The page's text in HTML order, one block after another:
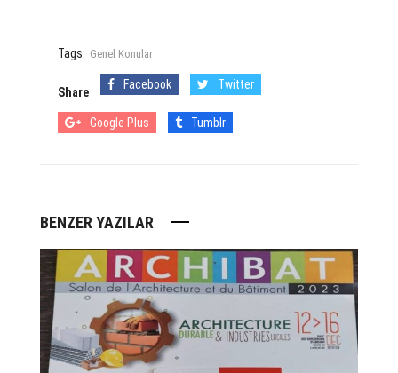
Tags: Genel Konular
Share
Facebook Twitter
Google Plus Tumblr
BENZER YAZILAR